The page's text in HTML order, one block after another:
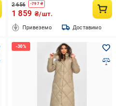
2 656 -797₴
1 859 ₴/шт.
Привеземо Доставимо